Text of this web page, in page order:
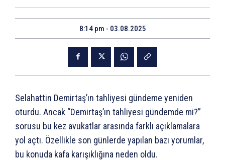
8:14 pm - 03.08.2025
Selahattin Demirtaş’ın tahliyesi gündeme yeniden
oturdu. Ancak “Demirtaş’ın tahliyesi gündemde mi?”
sorusu bu kez avukatlar arasında farklı açıklamalara
yol açtı. Özellikle son günlerde yapılan bazı yorumlar,
bu konuda kafa karışıklığına neden oldu.